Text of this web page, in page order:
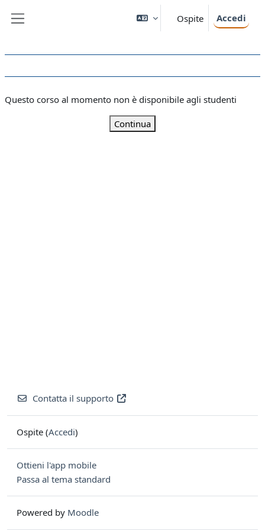
Ospite Accedi
Questo corso al momento non è disponibile agli studenti
Continua
Contatta il supporto
Ospite (Accedi)
Ottieni l'app mobile
Passa al tema standard
Powered by Moodle